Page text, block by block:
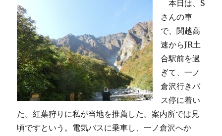
本日は、S
さんの車
で、関越高
速からJR土
合駅前を過
ぎて、一ノ
倉沢行きバ
ス停に着い
た。紅葉狩りに私が当地を推薦した。案内所では見
頃ですという。電気バスに乗車し、一ノ倉沢へか